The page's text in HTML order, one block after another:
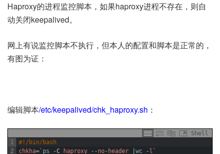
Haproxy的进程监控脚本，如果haproxy进程不存在，则自
动关闭keepalived。
网上有说监控脚本不执行，但本人的配置和脚本是正常的，
有图为证：
编辑脚本/etc/keepalived/chk_haproxy.sh ：
Shell
1
2
#!/bin/bash
chkha= ` ps -C haproxy --no- header wc - l `